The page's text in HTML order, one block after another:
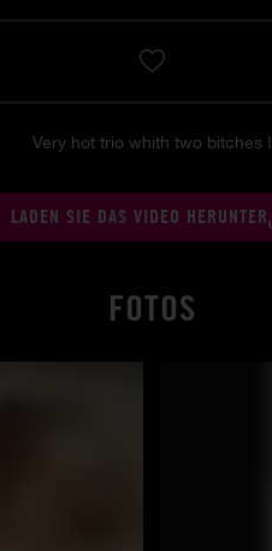
Very hot trio whith two bitches !
LADEN SIE DAS VIDEO HERUNTER
FOTOS